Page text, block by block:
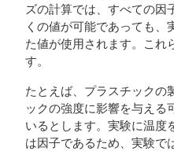
ズの計算では、すべての因
くの値が可能であっても
た値が使用されます。これ
す。
たとえば、プラスチックの
ックの強度に影響を与える
いるとします。実験に温度
は因子であるため、実験で